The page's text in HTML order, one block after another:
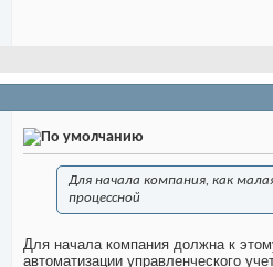
Для начала компания, как
процессной
Для начала компания должна к
автоматизации управленческого